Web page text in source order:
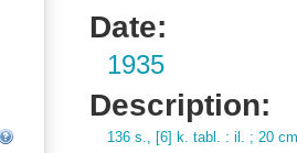
Date:
1935
Description:
136 s., [6] k. tabl. : il. ; 20